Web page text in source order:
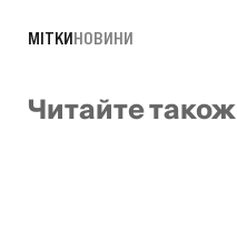
МІТКИНОВИНИ
Читайте також